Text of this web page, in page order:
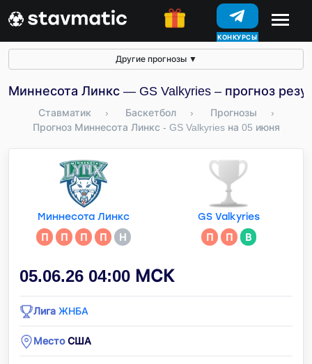
КОНКУРСЫ
Другие прогнозы ▼
Миннесота Линкс — GS Valkyries – прогноз
Ставматик › Баскетбол › Прогнозы
›
Прогноз Миннесота Линкс - GS Valkyries на 05 июня
Миннесота Линкс
П
П П П Н
05.06.26 04:00 МСК
Лига ЖНБА
МестоСША
GS Valkyries
П
П В